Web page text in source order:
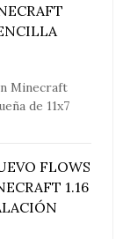
Minecraft
de 11x7
FLOWS
1.16